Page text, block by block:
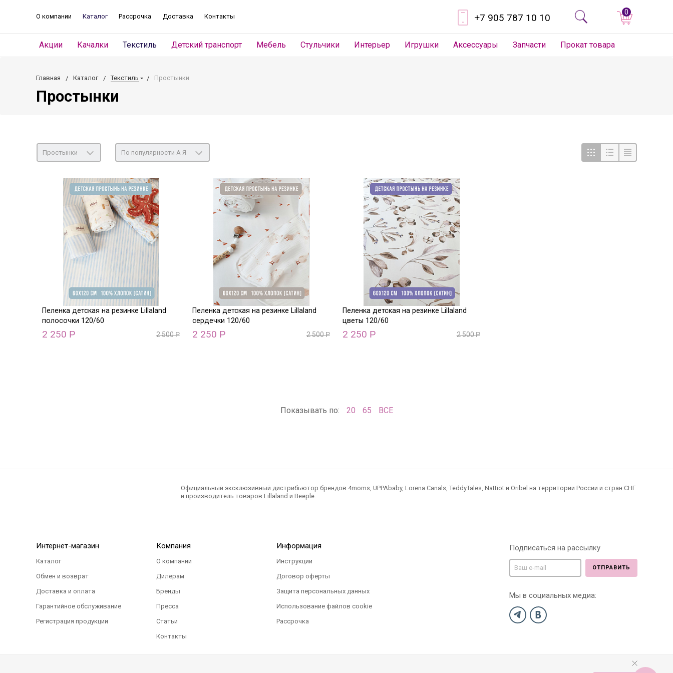
О компании Каталог Рассрочка Доставка Контакты +7 905 787 10 10 0
Акции Качалки Текстиль Детский транспорт Мебель Стульчики Интерьер Игрушки Аксессуары Запчасти Прокат товара
Главная Каталог Текстиль Простынки
Простынки
Простынки По популярности А Я
Пеленка детская на резинке Lillaland
полосочки 120/60
2 250 Р 2 500Р
Пеленка детская на резинке Lillaland
сердечки 120/60
2 250 Р 2 500Р
Пеленка детская на резинке Lillaland
цветы 120/60
2 250 Р 2 500Р
Показывать по: 20 65 ВСЕ
Официальный эксклюзивный дистрибьютор брендов 4moms, UPPAbaby, Lorena Canals, TeddyTales, Nattiot и Oribel на территории России и стран СНГ
и производитель товаров Lillaland и Beeple.
Интернет-магазин
Каталог
Обмен и возврат
Доставка и оплата
Гарантийное обслуживание
Регистрация продукции
Компания
О компании
Дилерам
Бренды
Пресса
Статьи
Контакты
Информация
Инструкции
Договор оферты
Защита персональных данных
Использование файлов cookie
Рассрочка
Подписаться на рассылку
ОТПРАВИТЬ
Мы в социальных медиа: